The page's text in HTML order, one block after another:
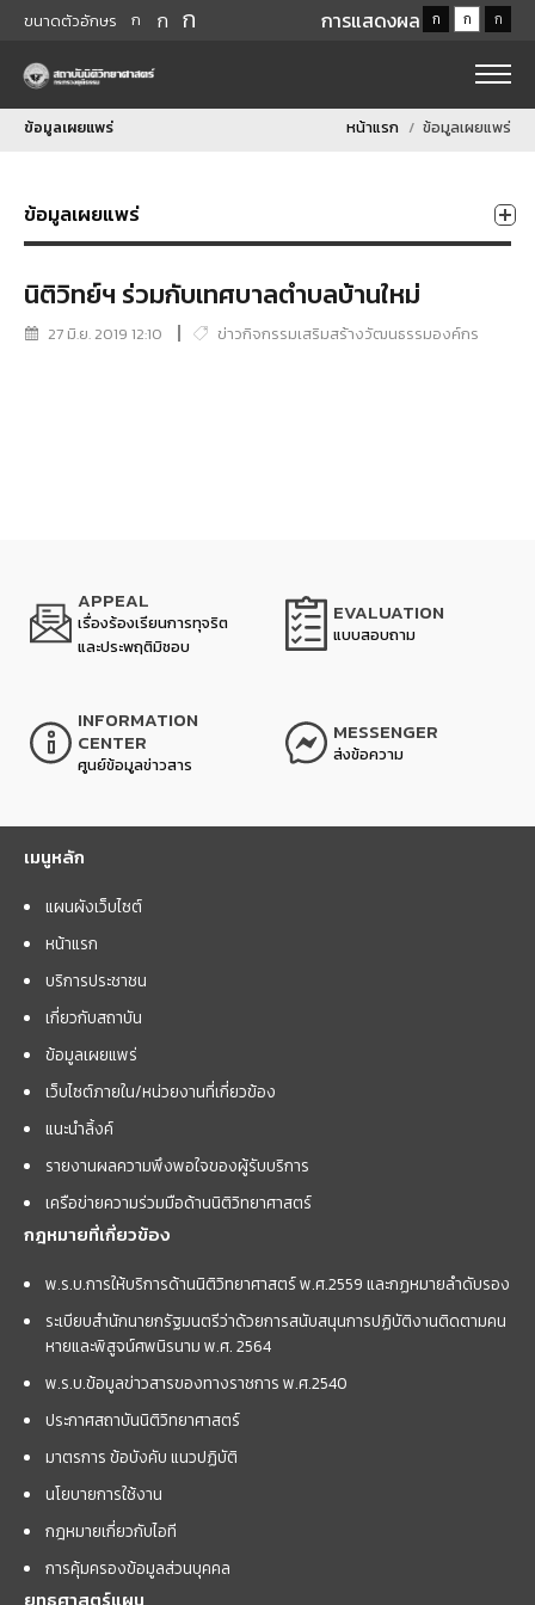
ขนาดตัวอักษร ก ก ก การแสดงผล ก ก ก
ข้อมูลเผยแพร่ หน้าแรก ข้อมูลเผยแพร่
ข้อมูลเผยแพร่
นิติวิทย์ฯ ร่วมกับเทศบาลตำบลบ้านใหม่
27 มิ.ย. 2019 12:10 ข่าวกิจกรรมเสริมสร้างวัฒนธรรมองค์กร
APPEAL
เรื่องร้องเรียนการทุจริต
และประพฤติมิชอบ
EVALUATION
แบบสอบถาม
INFORMATION
CENTER
ศูนย์ข้อมูลข่าวสาร
MESSENGER
ส่งข้อความ
เมนูหลัก
แผนผังเว็บไซต์
หน้าแรก
บริการประชาชน
เกี่ยวกับสถาบัน
ข้อมูลเผยแพร่
เว็บไซต์ภายใน/หน่วยงานที่เกี่ยวข้อง
แนะนำลิ้งค์
รายงานผลความพึงพอใจของผู้รับบริการ
เครือข่ายความร่วมมือด้านนิติวิทยาศาสตร์
กฎหมายที่เกี่ยวข้อง
พ.ร.บ.การให้บริการด้านนิติวิทยาศาสตร์ พ.ศ.2559 และกฏหมายลำดับรอง
ระเบียบสำนักนายกรัฐมนตรีว่าด้วยการสนับสนุนการปฏิบัติงานติดตามคน
หายและพิสูจน์ศพนิรนาม พ.ศ. 2564
พ.ร.บ.ข้อมูลข่าวสารของทางราชการ พ.ศ.2540
ประกาศสถาบันนิติวิทยาศาสตร์
มาตรการ ข้อบังคับ แนวปฏิบัติ
นโยบายการใช้งาน
กฎหมายเกี่ยวกับไอที
การคุ้มครองข้อมูลส่วนบุคคล